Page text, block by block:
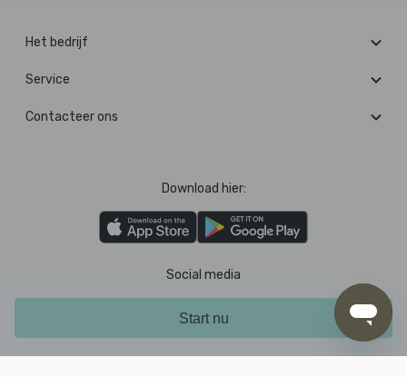
Start nu
Het bedrijf
Service
Contacteer ons
Download hier:
Social media